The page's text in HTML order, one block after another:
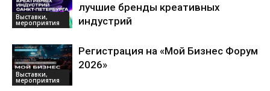
Выставки,
мероприятия
лучшие бренды креативных
индустрий
Выставки,
мероприятия
Регистрация на «Мой Бизнес Форум
2026»